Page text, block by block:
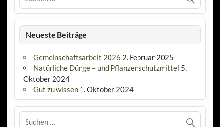
Neueste Beiträge
Gemeinschaftsarbeit 2026 2. Februar 2025
Natürliche Dünge – und Pflanzenschutzmittel 5.
Oktober 2024
Gut zu wissen 1. Oktober 2024